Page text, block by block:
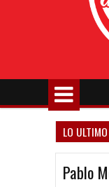
LO ULTIMO
Todo
Pablo